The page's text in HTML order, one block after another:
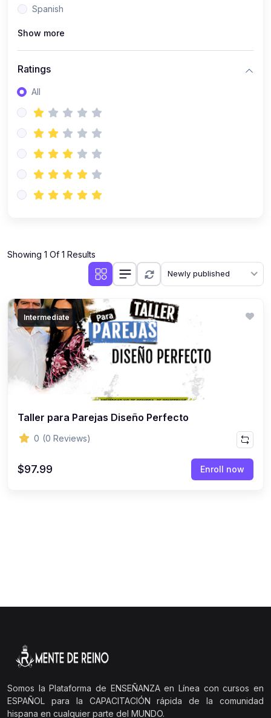
Spanish
Show more
Ratings
All
Showing 1 Of 1 Results
Newly published
Intermediate
Taller para Parejas Diseño Perfecto
0 (0 Reviews)
$97.99 Enroll now
Somos la Plataforma de ENSEÑANZA en Línea con cursos en
ESPAÑOL para la CAPACITACIÓN rápida de la comunidad
hispana en cualquier parte del MUNDO.